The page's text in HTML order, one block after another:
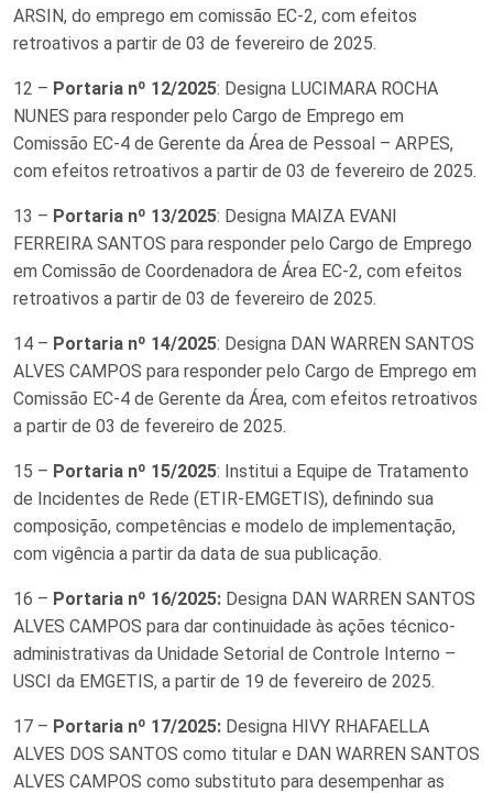
ARSIN, do emprego em comissão EC-2, com efeitos
retroativos a partir de 03 de fevereiro de 2025.
12 – Portaria nº 12/2025: Designa LUCIMARA ROCHA
NUNES para responder pelo Cargo de Emprego em
Comissão EC-4 de Gerente da Área de Pessoal – ARPES,
com efeitos retroativos a partir de 03 de fevereiro de 2025.
13 – Portaria nº 13/2025: Designa MAIZA EVANI
FERREIRA SANTOS para responder pelo Cargo de Emprego
em Comissão de Coordenadora de Área EC-2, com efeitos
retroativos a partir de 03 de fevereiro de 2025.
14 – Portaria nº 14/2025: Designa DAN WARREN SANTOS
ALVES CAMPOS para responder pelo Cargo de Emprego em
Comissão EC-4 de Gerente da Área, com efeitos retroativos
a partir de 03 de fevereiro de 2025.
15 – Portaria nº 15/2025: Institui a Equipe de Tratamento
de Incidentes de Rede (ETIR-EMGETIS), definindo sua
composição, competências e modelo de implementação,
com vigência a partir da data de sua publicação.
16 – Portaria nº 16/2025: Designa DAN WARREN SANTOS
ALVES CAMPOS para dar continuidade às ações técnico-
administrativas da Unidade Setorial de Controle Interno –
USCI da EMGETIS, a partir de 19 de fevereiro de 2025.
17 – Portaria nº 17/2025: Designa HIVY RHAFAELLA
ALVES DOS SANTOS como titular e DAN WARREN SANTOS
ALVES CAMPOS como substituto para desempenhar as